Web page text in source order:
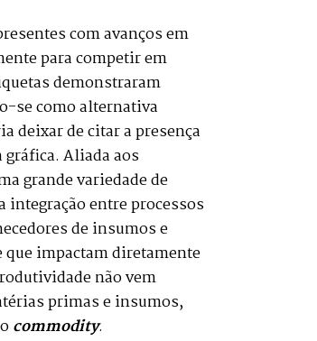
com avanços em
para competir em
demonstraram
se como alternativa
deixar de citar a presença
Aliada aos
grande variedade de
integração entre processos
de insumos e
impactam diretamente
não vem
primas e insumos,
commodity.